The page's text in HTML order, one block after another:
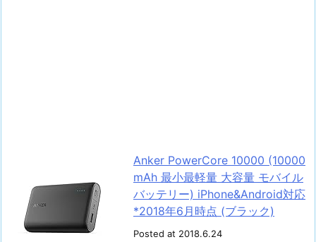
Anker PowerCore 10000 (10000
mAh 最小最軽量 大容量 モバイル
バッテリー) iPhone&Android対応
*2018年6月時点 (ブラック)
Posted at 2018.6.24